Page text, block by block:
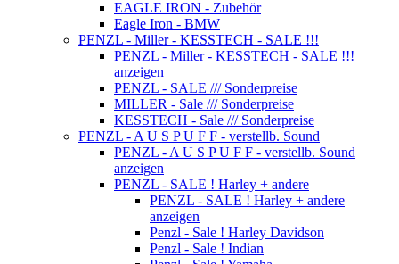
EAGLE IRON - Zubehör
Eagle Iron - BMW
PENZL - Miller - KESSTECH - SALE !!!
PENZL - Miller - KESSTECH - SALE !!!
anzeigen
PENZL - SALE /// Sonderpreise
MILLER - Sale /// Sonderpreise
KESSTECH - Sale /// Sonderpreise
PENZL - A U S P U F F - verstellb. Sound
PENZL - A U S P U F F - verstellb. Sound
anzeigen
PENZL - SALE ! Harley + andere
PENZL - SALE ! Harley + andere
anzeigen
Penzl - Sale ! Harley Davidson
Penzl - Sale ! Indian